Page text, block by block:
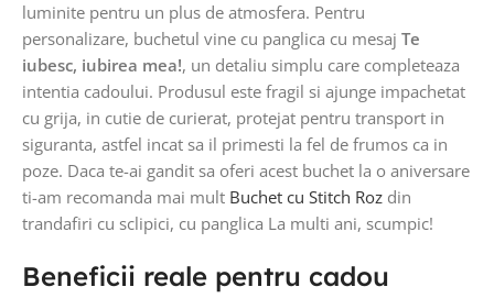
luminite pentru un plus de atmosfera. Pentru
personalizare, buchetul vine cu panglica cu mesaj Te
iubesc, iubirea mea!, un detaliu simplu care completeaza
intentia cadoului. Produsul este fragil si ajunge impachetat
cu grija, in cutie de curierat, protejat pentru transport in
siguranta, astfel incat sa il primesti la fel de frumos ca in
poze. Daca te-ai gandit sa oferi acest buchet la o aniversare
ti-am recomanda mai mult Buchet cu Stitch Roz din
trandafiri cu sclipici, cu panglica La multi ani, scumpic!
Beneficii reale pentru cadou